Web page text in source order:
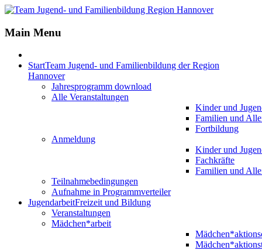
Main Menu
StartTeam Jugend- und Familienbildung der Region
Hannover
Jahresprogramm download
Alle Veranstaltungen
Kinder und
Familien und
Fortbildung
Anmeldung
Kinder und
Fachkräfte
Familien und
Teilnahmebedingungen
Aufnahme in Programmverteiler
JugendarbeitFreizeit und Bildung
Veranstaltungen
Mädchen*arbeit